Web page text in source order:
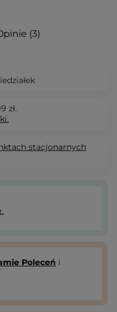
3
zł.
stacjonarnych
Poleceń i